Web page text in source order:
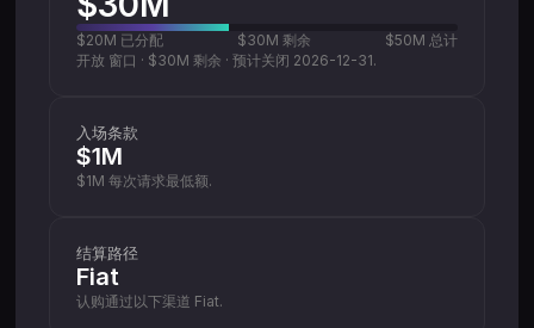
$20M 已分配 $30M 剩余 $50M 总计
开放 窗口 · $30M 剩余 · 预计关闭 2026-12-31.
入场条款
$1M
$1M 每次请求最低额.
结算路径
Fiat
认购通过以下渠道 Fiat.